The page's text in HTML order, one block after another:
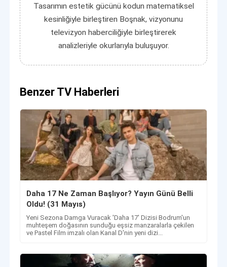
Tasarımın estetik gücünü kodun matematiksel
kesinliğiyle birleştiren Boşnak, vizyonunu
televizyon haberciliğiyle birleştirerek
analizleriyle okurlarıyla buluşuyor.
Benzer TV Haberleri
Daha 17 Ne Zaman Başlıyor? Yayın Günü Belli
Oldu! (31 Mayıs)
Yeni Sezona Damga Vuracak 'Daha 17' Dizisi Bodrum'un
muhteşem doğasının sunduğu eşsiz manzaralarla çekilen
ve Pastel Film imzalı olan Kanal D'nin yeni dizi...